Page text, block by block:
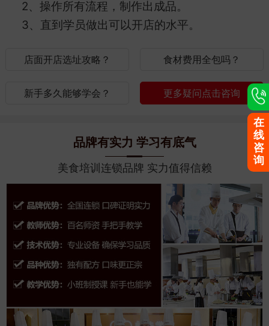
2、操作所有流程，制作出成品。
3、直到学员做出可以开店的水平。
店面开店选址攻略？ 食材费用全包吗？
新手多久能够学会？ 更多疑问点击咨询
品牌有实力 学习有底气
美食培训连锁品牌 实力值得信赖
在
线
咨
询